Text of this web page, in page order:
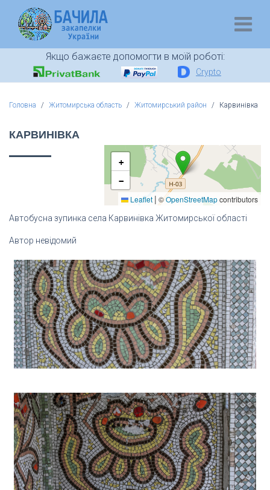
Якщо бажаєте допомогти в моїй роботі:
Crypto
Головна Житомирська область Житомирський район Карвинівка
КАРВИНІВКА
+
−
Leaflet | ©OpenStreetMapcontributors
Автобусна зупинка села Карвинівка Житомирської області
Автор невідомий